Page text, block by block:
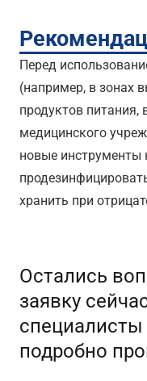
Перед
(например, в зонах
продуктов
медицинского
новые
хранить при
Остались
заявку
подробно